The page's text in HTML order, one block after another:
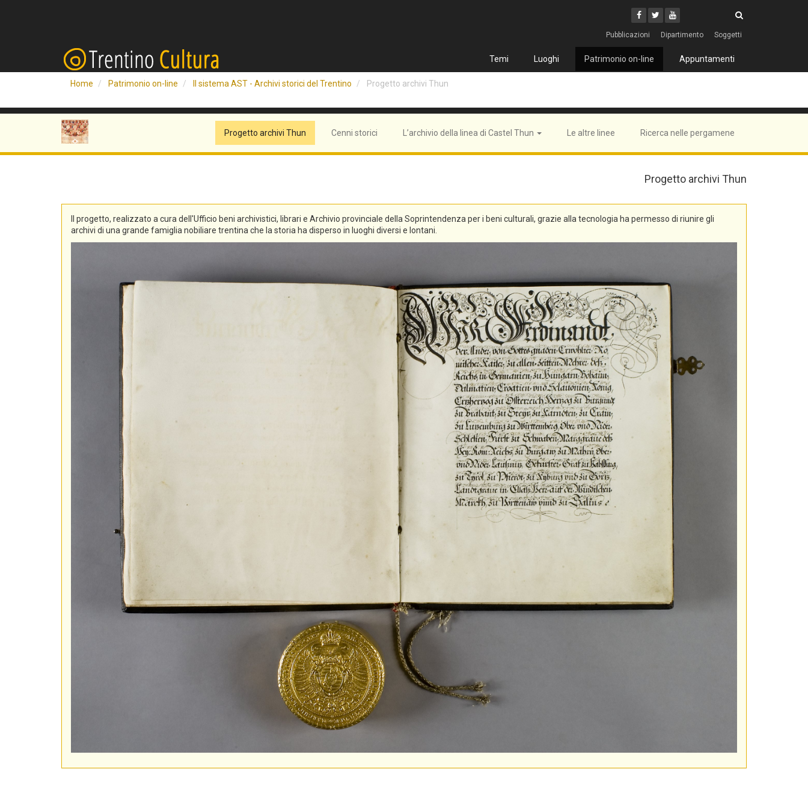
Facebook
Twitter
Youtube
Pubblicazioni Dipartimento Soggetti
Temi Luoghi Patrimonio on-line Appuntamenti
Home Patrimonio on-line Il sistema AST - Archivi storici del Trentino Progetto archivi Thun
Progetto archivi Thun Cenni storici L’archivio della linea di Castel Thun Le altre linee Ricerca nelle pergamene
Progetto archivi Thun
Il progetto, realizzato a cura dell'Ufficio beni archivistici, librari e Archivio provinciale della Soprintendenza per i beni culturali, grazie alla tecnologia ha permesso di riunire gli
archivi di una grande famiglia nobiliare trentina che la storia ha disperso in luoghi diversi e lontani.